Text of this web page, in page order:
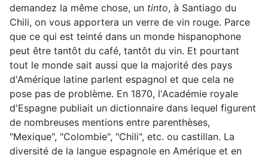
demandez la même chose, un tinto, à Santiago du
Chili, on vous apportera un verre de vin rouge. Parce
que ce qui est teinté dans un monde hispanophone
peut être tantôt du café, tantôt du vin. Et pourtant
tout le monde sait aussi que la majorité des pays
d'Amérique latine parlent espagnol et que cela ne
pose pas de problème. En 1870, l'Académie royale
d'Espagne publiait un dictionnaire dans lequel figurent
de nombreuses mentions entre parenthèses,
"Mexique", "Colombie", "Chili", etc. ou castillan. La
diversité de la langue espagnole en Amérique et en